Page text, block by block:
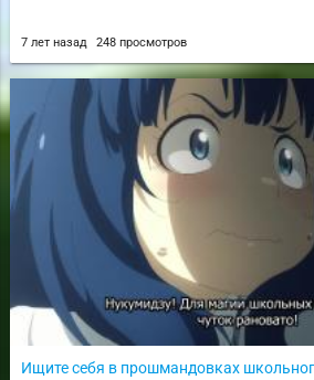
7 лет назад 248 просмотров
Ищите себя в прошмандовках